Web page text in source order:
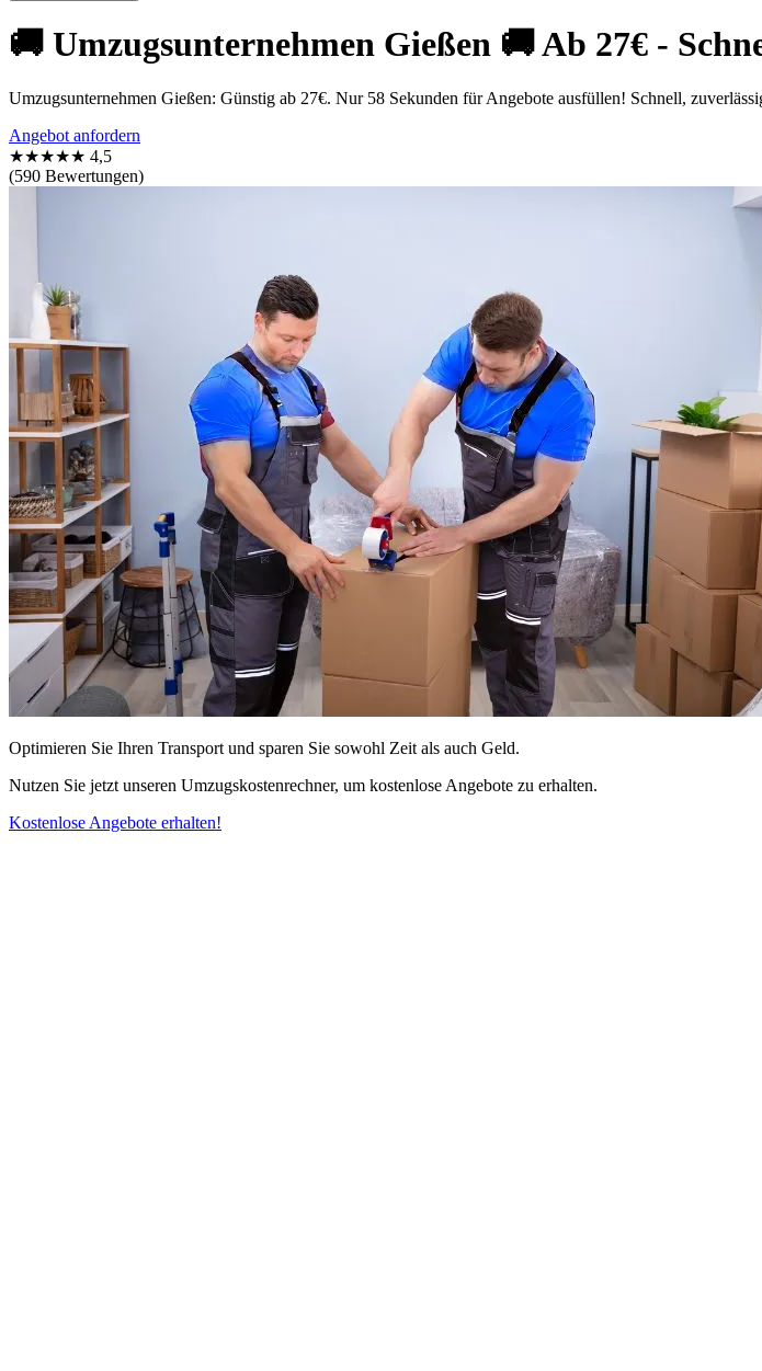
🚚 Umzugsunternehmen Gießen 🚚 Ab 27€ -
Umzugsunternehmen Gießen: Günstig ab 27€. Nur 58 Sekunden für Angebote ausfüllen! Schnell,
Angebot anfordern
★★★★★ 4,5
(590 Bewertungen)
Optimieren Sie Ihren Transport und sparen Sie sowohl Zeit als auch Geld.
Nutzen Sie jetzt unseren Umzugskostenrechner, um kostenlose Angebote zu erhalten.
Kostenlose Angebote erhalten!